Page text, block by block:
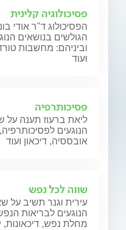
פסיכולוגיה קלינית
הפסיכולוג ד"ר אודי
הגולשים בנושאים
וביניהם: מחשבות
ועוד
פסיכותרפיה
ליאת ברעוז תענה על
הנוגעים
אובססיה, דיכאון ועוד
שווה לכל נפש
עירית וגנר תשיב על
הנוגעים לבריאות
מחלת נפש,